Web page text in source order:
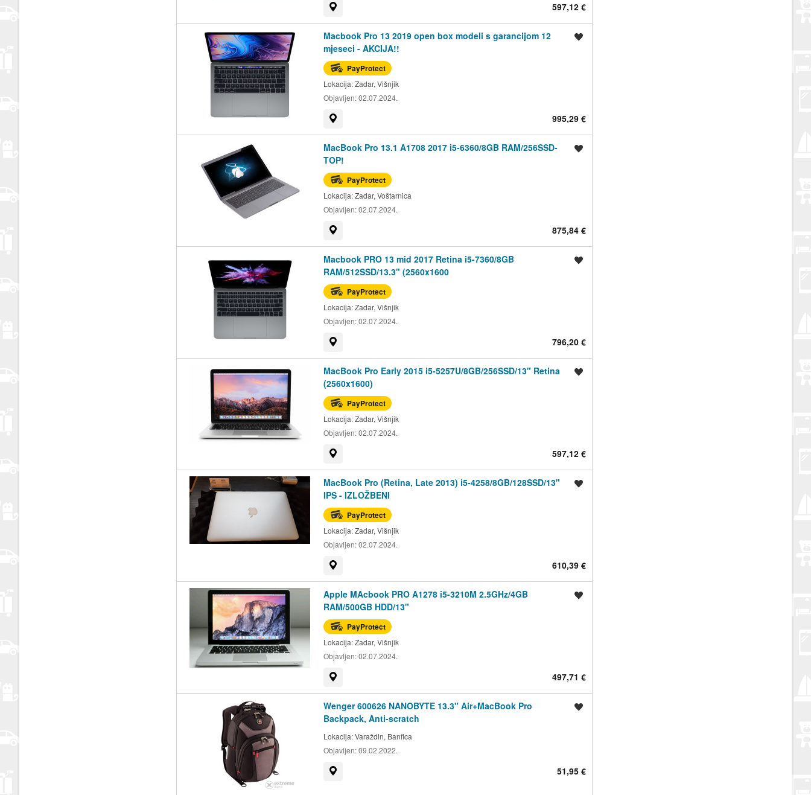
597,12 €
Macbook Pro 13 2019 open box modeli s garancijom 12
mjeseci - AKCIJA!!
PayProtect
Lokacija:Zadar, Višnjik
Objavljen:02.07.2024.
995,29 €
MacBook Pro 13.1 A1708 2017 i5-6360/8GB RAM/256SSD-
TOP!
PayProtect
Lokacija:Zadar, Voštarnica
Objavljen:02.07.2024.
875,84 €
Macbook PRO 13 mid 2017 Retina i5-7360/8GB
RAM/512SSD/13.3" (2560x1600
PayProtect
Lokacija:Zadar, Višnjik
Objavljen:02.07.2024.
796,20 €
MacBook Pro Early 2015 i5-5257U/8GB/256SSD/13" Retina
(2560x1600)
PayProtect
Lokacija:Zadar, Višnjik
Objavljen:02.07.2024.
597,12 €
MacBook Pro (Retina, Late 2013) i5-4258/8GB/128SSD/13"
IPS - IZLOŽBENI
PayProtect
Lokacija:Zadar, Višnjik
Objavljen:02.07.2024.
610,39 €
Apple MAcbook PRO A1278 i5-3210M 2.5GHz/4GB
RAM/500GB HDD/13"
PayProtect
Lokacija:Zadar, Višnjik
Objavljen:02.07.2024.
497,71 €
Wenger 600626 NANOBYTE 13.3" Air+MacBook Pro
Backpack, Anti-scratch
Lokacija:Varaždin, Banfica
Objavljen:09.02.2022.
51,95 €